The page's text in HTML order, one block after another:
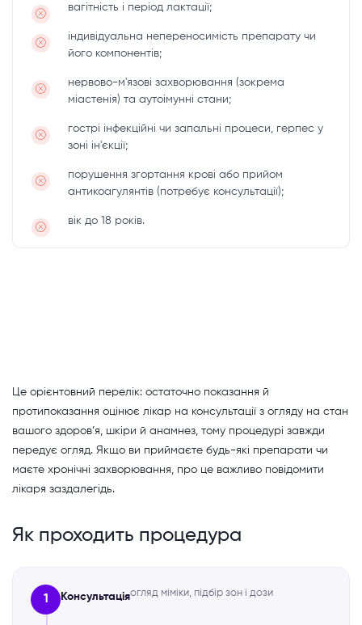
вагітність і період лактації;
індивідуальна непереносимість препарату чи
його компонентів;
нервово-м'язові захворювання (зокрема
міастенія) та аутоімунні стани;
гострі інфекційні чи запальні процеси, герпес у
зоні ін'єкції;
порушення згортання крові або прийом
антикоагулянтів (потребує консультації);
вік до 18 років.
Це орієнтовний перелік: остаточно показання й
протипоказання оцінює лікар на консультації з огляду на стан
вашого здоров’я, шкіри й анамнез, тому процедурі завжди
передує огляд. Якщо ви приймаєте будь-які препарати чи
маєте хронічні захворювання, про це важливо повідомити
лікаря заздалегідь.
Як проходить процедура
1 Консультаціяогляд міміки, підбір зон і дози